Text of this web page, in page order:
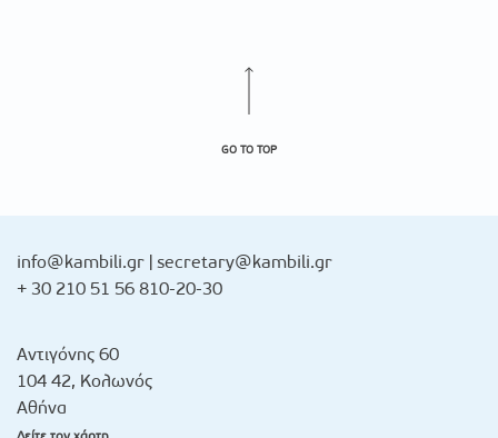
GO TO TOP
info@kambili.gr secretary@kambili.gr
+ 30 210 51 56 810-20-30
Αντιγόνης 60
104 42, Κολωνός
Αθήνα